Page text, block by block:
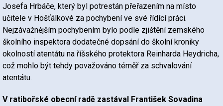
Josefa Hrbáče, který byl potrestán přeřazením na místo
učitele v Hošťálkové za pochybení ve své řídící práci.
Nejzávažnějším pochybením bylo podle zjištění zemského
školního inspektora dodatečné dopsání do školní kroniky
okolností atentátu na říšského protektora Reinharda Heydricha,
což mohlo být tehdy považováno téměř za schvalování
atentátu.
V ratibořské obecní radě zastával František Sovadina